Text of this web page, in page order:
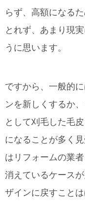
らず、高額になる
とれず、あまり現
うに思います。
ですから、一般的
ンを新しくするか
として刈毛した毛
になることが多く
はリフォームの業
消えているケース
ザインに戻すこと